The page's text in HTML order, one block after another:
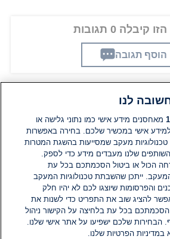
0 תגובות
הוסף תגובה
הראשון להגיב
לנו
מאחסנים מידע אישי כמו נתוני גלישה או
למידע אישי במכשיר שלכם. בחירה באפשרות
מעקב שמסייעות בהשגת המטרות
שלנו מעבדים מידע כדי לספק.
הכול או ביטול הסכמתכם בכל עת
ייתכן שהשבתת טכנולוגיות המעקב
והפרסומות שיוצגו לכם לא יהיו חלק
להציג שוב את התפריט כדי לשנות את
בכל עת בלחיצה על הקישור ניהול
שלכם ישפיעו על אתר אישי שלנו.
הפרטיות שלנו.